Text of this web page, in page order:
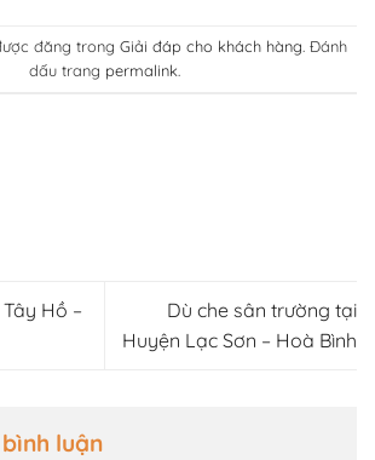
đăng trong Giải đáp cho khách hàng . Đánh
dấu trang permalink
Hồ –
Dù che sân trường tại
Huyện Lạc Sơn – Hoà Bình
luận